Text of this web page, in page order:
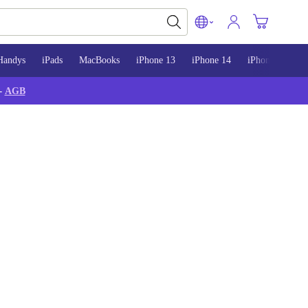
iPads MacBooks iPhone 13 iPhone 14 iPhone 15
AGB